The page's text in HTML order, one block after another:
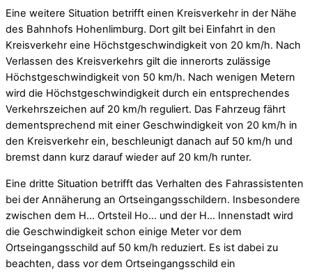
Eine weitere Situation betrifft einen Kreisverkehr in der Nähe
des Bahnhofs Hohenlimburg. Dort gilt bei Einfahrt in den
Kreisverkehr eine Höchstgeschwindigkeit von 20 km/h. Nach
Verlassen des Kreisverkehrs gilt die innerorts zulässige
Höchstgeschwindigkeit von 50 km/h. Nach wenigen Metern
wird die Höchstgeschwindigkeit durch ein entsprechendes
Verkehrszeichen auf 20 km/h reguliert. Das Fahrzeug fährt
dementsprechend mit einer Geschwindigkeit von 20 km/h in
den Kreisverkehr ein, beschleunigt danach auf 50 km/h und
bremst dann kurz darauf wieder auf 20 km/h runter.
Eine dritte Situation betrifft das Verhalten des Fahrassistenten
bei der Annäherung an Ortseingangsschildern. Insbesondere
zwischen dem H… Ortsteil Ho… und der H… Innenstadt wird
die Geschwindigkeit schon einige Meter vor dem
Ortseingangsschild auf 50 km/h reduziert. Es ist dabei zu
beachten, dass vor dem Ortseingangsschild ein